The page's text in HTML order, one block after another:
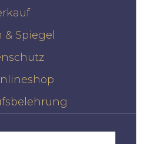
& Spiegel